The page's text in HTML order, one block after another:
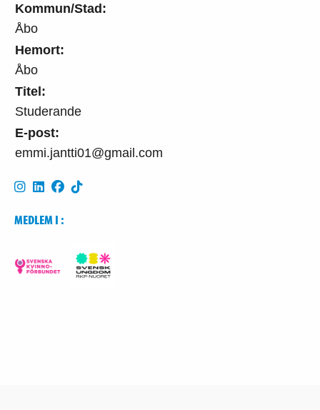
Kommun/Stad:
Åbo
Hemort:
Åbo
Titel:
Studerande
E-post:
emmi.jantti01@gmail.com
MEDLEM I :